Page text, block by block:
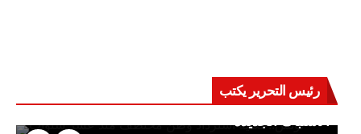
رئيس التحرير يكتب
حرب على العقول.. حادثة دمياط تكشف قواعد
الاشتباك الجديدة